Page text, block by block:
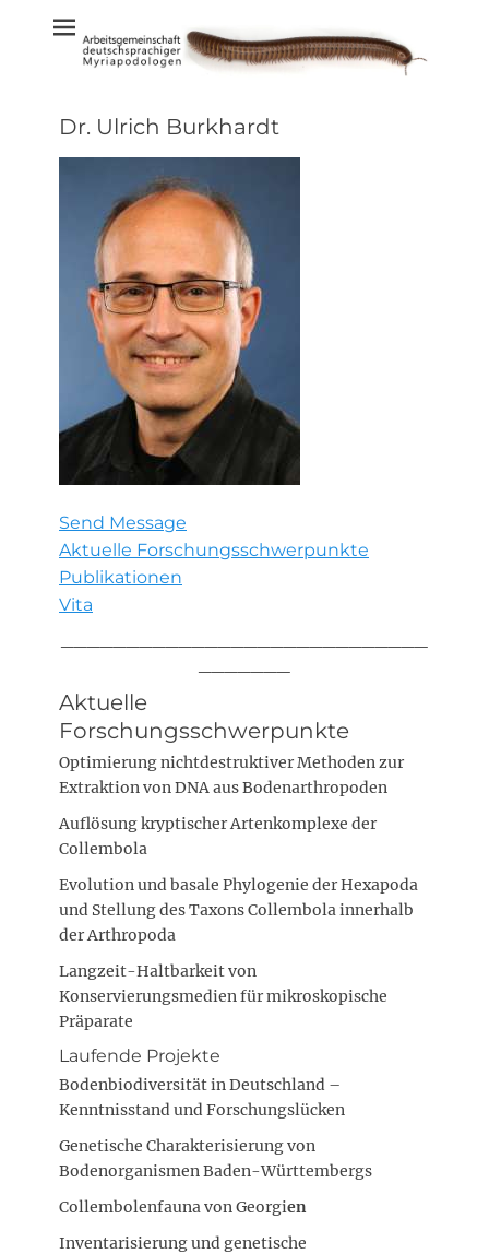
Dr. Ulrich Burkhardt
Send Message
Aktuelle Forschungsschwerpunkte
Publikationen
Vita
Aktuelle
Forschungsschwerpunkte
Optimierung nichtdestruktiver Methoden zur
Extraktion von DNA aus Bodenarthropoden
Auflösung kryptischer Artenkomplexe der
Collembola
Evolution und basale Phylogenie der Hexapoda
und Stellung des Taxons Collembola innerhalb
der Arthropoda
Langzeit-Haltbarkeit von
Konservierungsmedien für mikroskopische
Präparate
Laufende Projekte
Bodenbiodiversität in Deutschland –
Kenntnisstand und Forschungslücken
Genetische Charakterisierung von
Bodenorganismen Baden-Württembergs
Collembolenfauna von Georgien
Inventarisierung und genetische